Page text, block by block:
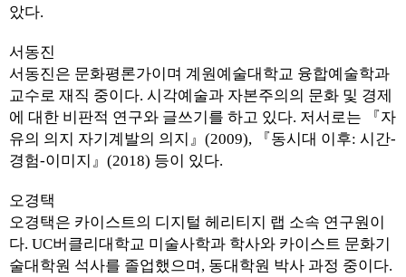
았다.
서동진
서동진은 문화평론가이며 계원예술대학교 융합예술학과
교수로 재직 중이다. 시각예술과 자본주의의 문화 및 경제
에 대한 비판적 연구와 글쓰기를 하고 있다. 저서로는 『자
유의 의지 자기계발의 의지』(2009), 『동시대 이후: 시간-
경험-이미지』(2018) 등이 있다.
오경택
오경택은 카이스트의 디지털 헤리티지 랩 소속 연구원이
다. UC버클리대학교 미술사학과 학사와 카이스트 문화기
술대학원 석사를 졸업했으며, 동대학원 박사 과정 중이다.